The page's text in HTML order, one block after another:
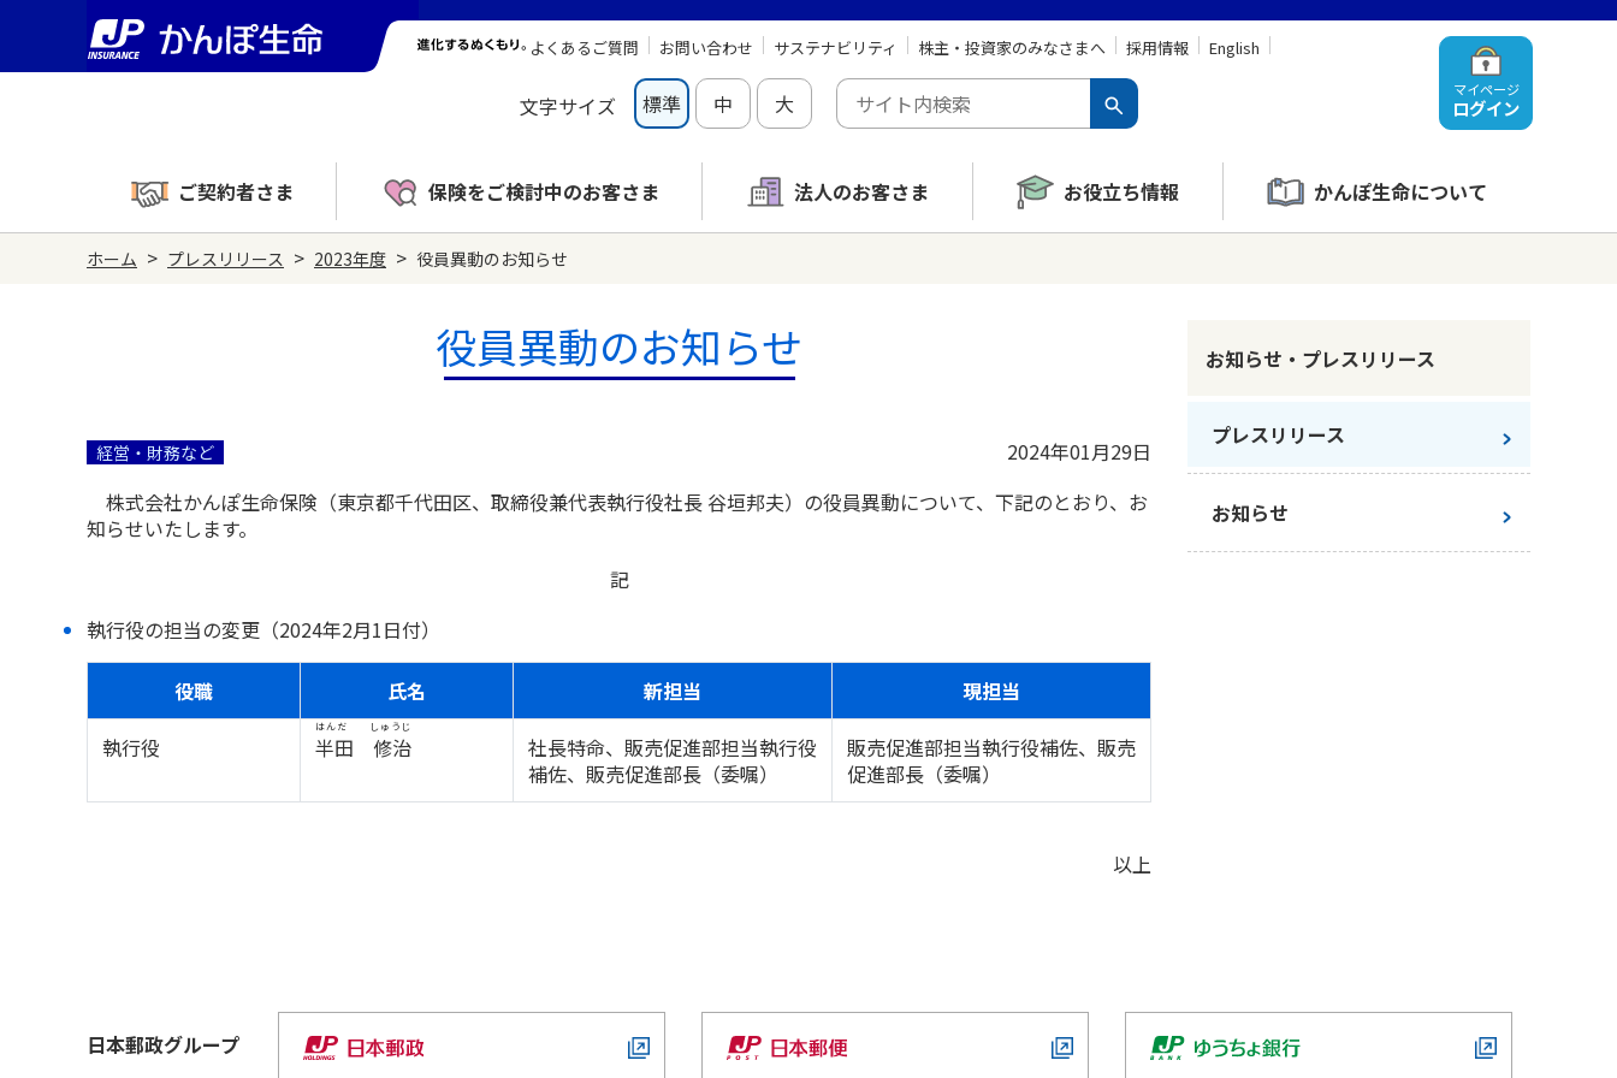
マイページ
ログイン
よくあるご質問 お問い合わせ サステナビリティ 株主・投資家のみなさまへ 採用情報 English
文字サイズ 標準 中 大
ご契約者さま 保険をご検討中のお客さま 法人のお客さま お役立ち情報 かんぽ生命について
ホーム > プレスリリース > 2023年度 > 役員異動のお知らせ
役員異動のお知らせ
経営・財務など
2024年01月29日
株式会社かんぽ生命保険（東京都千代田区、取締役兼代表執行役社長 谷垣邦夫）の役員異動について、下記のとおり、お
知らせいたします。
記
執行役の担当の変更（2024年2月1日付）
役職 氏名 新担当
現担当
執行役
半田 修治
はんだ しゅうじ
社長特命、販売促進部担当執行役
補佐、販売促進部長（委嘱）
販売促進部担当執行役補佐、販売
促進部長（委嘱）
以上
お知らせ・プレスリリース
プレスリリース
お知らせ
日本郵政グループ